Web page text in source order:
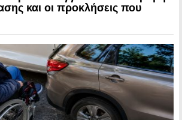
και οι προκλήσεις που